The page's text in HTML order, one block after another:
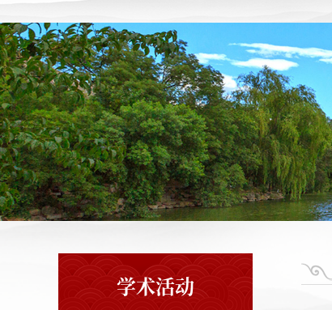
学术活动